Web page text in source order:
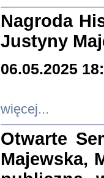
Nagroda
Justyny
06.05.2025
więcej...
Otwarte
Majewska,